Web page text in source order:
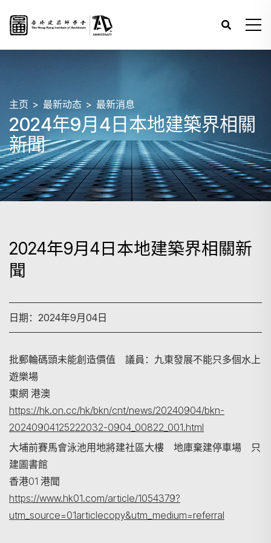
主页 最新动态 最新消息
2024年9月4日本地建築界相關
新聞
2024年9月4日本地建築界相關新
聞
日期：2024年9月04日
批郵輪碼頭未能創造價值 議員：九東發展不能只多個水上
遊樂場
東網 港澳
https://hk.on.cc/hk/bkn/cnt/news/20240904/bkn-
20240904125222032-0904_00822_001.html
大埔前賽馬會泳池用地將建社區大樓 地庫棄建停車場 只
建圖書館
香港01 港聞
https://www.hk01.com/article/1054379?
utm_source=01articlecopy&utm_medium=referral